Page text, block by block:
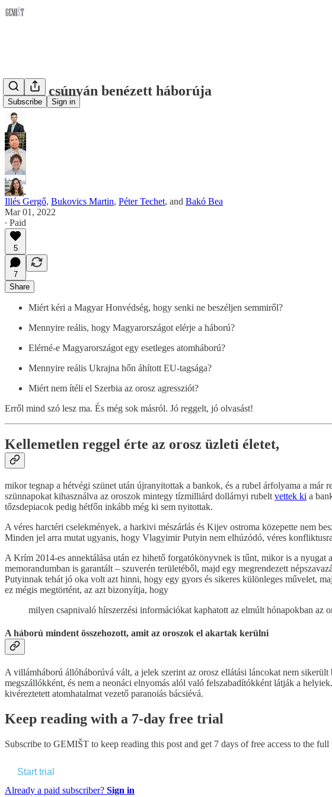
Subscribe Sign in
Putyin csúnyán benézett háborúja
Illés Gergő, Bukovics Martin, Péter Techet, and Bakó Bea
Mar 01, 2022
∙ Paid
5
7
Share
Miért kéri a Magyar Honvédség, hogy senki ne beszéljen semmiről?
Mennyire reális, hogy Magyarországot elérje a háború?
Elérné-e Magyarországot egy esetleges atomháború?
Mennyire reális Ukrajna hőn áhított EU-tagsága?
Miért nem ítéli el Szerbia az orosz agressziót?
Erről mind szó lesz ma. És még sok másról. Jó reggelt, jó olvasást!
Kellemetlen reggel érte az orosz üzleti életet,
mikor tegnap a hétvégi szünet után újranyitottak a bankok, és a rubel árfolyama a már
szünnapokat kihasználva az oroszok mintegy tízmilliárd dollárnyi rubelt vettek ki a
tőzsdepiacok pedig hétfőn inkább még ki sem nyitottak.
A véres harctéri cselekmények, a harkivi mészárlás és Kijev ostroma közepette nem
Minden jel arra mutat ugyanis, hogy Vlagyimir Putyin nem elhúzódó, véres
A Krím 2014-es annektálása után ez hihető forgatókönyvnek is tűnt, mikor is a
memorandumban is garantált – szuverén területéből, majd egy megrendezett
Putyinnak tehát jó oka volt azt hinni, hogy egy gyors és sikeres különleges művelet,
ez mégis megtörtént, az azt bizonyítja, hogy
milyen csapnivaló hírszerzési információkat kaphatott az elmúlt hónapokban az
A háború mindent összehozott, amit az oroszok el akartak kerülni
A villámháború állóháborúvá vált, a jelek szerint az orosz ellátási láncokat nem
megszállókként, és nem a neonáci elnyomás alól való felszabadítókként látják a
kivéreztetett atomhatalmat vezető paranoiás bácsiévá.
Keep reading with a 7-day free trial
Subscribe to GEMIŠT to keep reading this post and get 7 days of free access to the full
Start trial
Already a paid subscriber? Sign in